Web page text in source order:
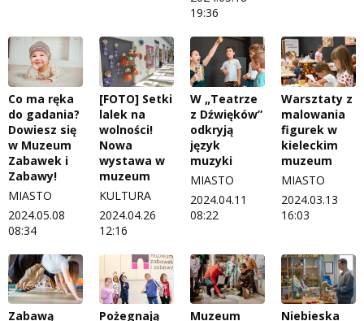
19:36
Co ma ręka
do gadania?
Dowiesz się
w Muzeum
Zabawek i
Zabawy!
MIASTO
2024.05.08
08:34
[FOTO] Setki
lalek na
wolności!
Nowa
wystawa w
muzeum
KULTURA
2024.04.26
12:16
W „Teatrze
z Dźwięków”
odkryją
język
muzyki
MIASTO
2024.04.11
08:22
Warsztaty z
malowania
figurek w
kieleckim
muzeum
MIASTO
2024.03.13
16:03
Zabawą
Pożegnają
Muzeum
Niebieska